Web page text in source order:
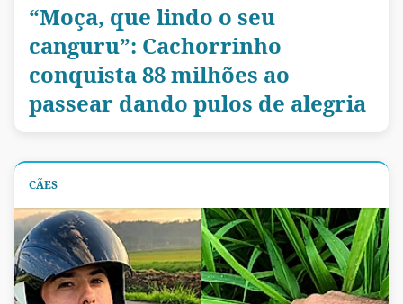
“Moça, que lindo o seu
canguru”: Cachorrinho
conquista 88 milhões ao
passear dando pulos de alegria
CÃES